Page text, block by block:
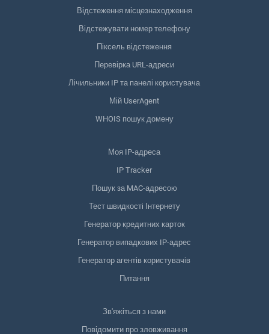
Відстеження місцезнаходження
Відстежувати номер телефону
Піксель відстеження
Перевірка URL-адреси
Лічильники IP та панелі користувача
Мій UserAgent
WHOIS пошук домену
Моя IP-адреса
IP Tracker
Пошук за MAC-адресою
Тест швидкості Інтернету
Генератор кредитних карток
Генератор випадкових IP-адрес
Генератор агентів користувачів
Питання
Зв'яжіться з нами
Повідомити про зловживання